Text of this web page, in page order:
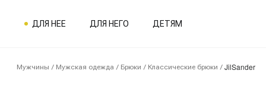
ДЛЯ НЕЕ ДЛЯ НЕГО ДЕТЯМ
Мужчины / Мужская одежда / Брюки / Классические брюки / JilSander